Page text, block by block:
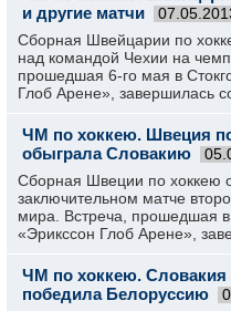
и другие матчи
Сборная Швейцарии по
над командой Чехии на
прошедшая 6-го мая в
Глоб Арене», завершилась
ЧМ по хоккею. Швеция
обыграла Словакию
Сборная Швеции по хоккею
заключительном матче
мира. Встреча, прошедшая
«Эрикссон Глоб Арене»,
ЧМ по хоккею.
победила Белоруссию